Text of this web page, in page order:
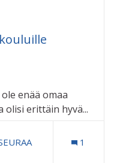
enää omaa
erittäin hyvä...
SEURAAJA 1